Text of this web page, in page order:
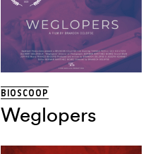
BIOSCOOP
Weglopers